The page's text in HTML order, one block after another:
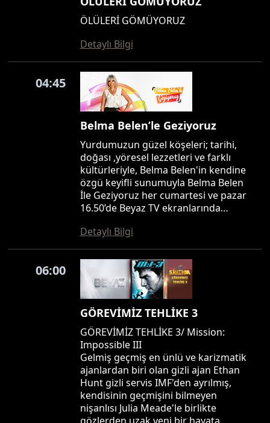
ÖLÜLERİ GÖMÜYORUZ
Detaylı Bilgi
04:45
Belma Belen’le Geziyoruz
Yurdumuzun güzel köşeleri; tarihi,
doğası ,yöresel lezzetleri ve farklı
kültürleriyle, Belma Belen'in kendine
özgü keyifli sunumuyla Belma Belen
İle Geziyoruz her cumartesi ve pazar
16.50’de Beyaz TV ekranlarında…
Detaylı Bilgi
06:00
GÖREVİMİZ TEHLİKE 3
GÖREVİMİZ TEHLİKE 3/ Mission:
Impossible III
Gelmiş geçmiş en ünlü ve karizmatik
ajanlardan biri olan gizli ajan Ethan
Hunt gizli servis IMF'den ayrılmış,
kendisinin geçmişini bilmeyen
nişanlısı Julia Meade'le birlikte